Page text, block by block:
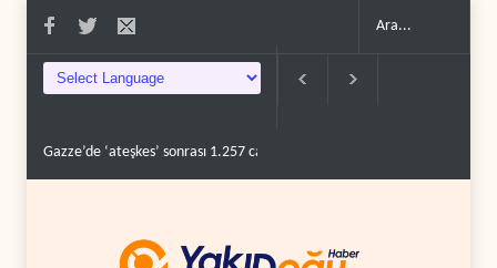
sonrası 1.257 can kaybı.. ABD’nin onlarca savaş uçağı da yetmedi: